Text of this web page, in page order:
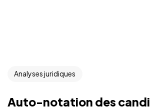
Analyses juridiques
Auto-notation des